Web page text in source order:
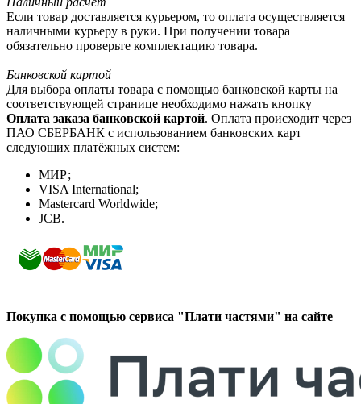
Если товар доставляется курьером, то оплата осуществляется
наличными курьеру в руки. При получении товара
обязательно проверьте комплектацию товара.
Банковской картой
Для выбора оплаты товара с помощью банковской карты на
соответствующей странице необходимо нажать кнопку
Оплата заказа банковской картой. Оплата происходит через
ПАО СБЕРБАНК с использованием банковских карт
следующих платёжных систем:
МИР;
VISA International;
Mastercard Worldwide;
JCB.
Покупка с помощью сервиса "Плати частями" на сайте